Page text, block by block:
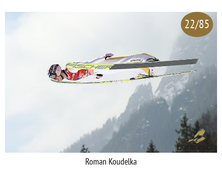
22/85
Roman Koudelka